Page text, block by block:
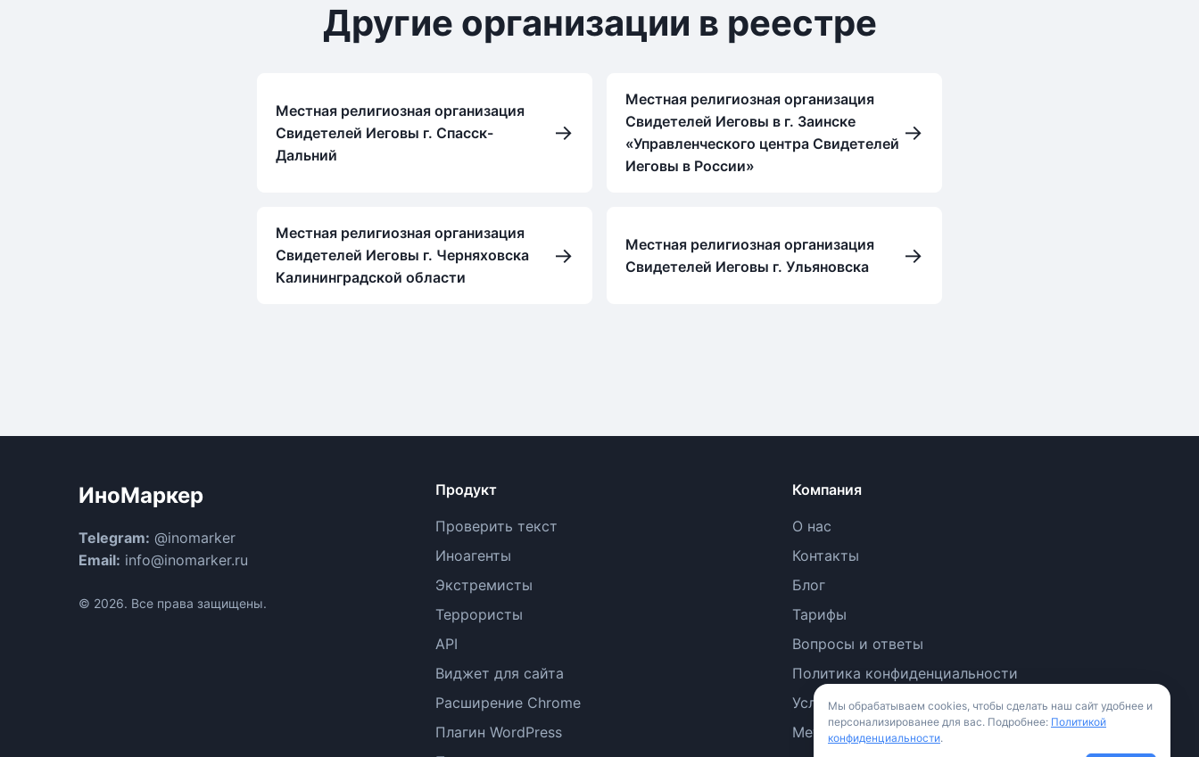
Другие организации в реестре
Местная религиозная организация
Свидетелей Иеговы г. Спасск-
Дальний
→
Местная религиозная организация
Свидетелей Иеговы в г. Заинске
«Управленческого центра Свидетелей
Иеговы в России»
→
Местная религиозная организация
Свидетелей Иеговы г. Черняховска
Калининградской области
→
Местная религиозная организация
Свидетелей Иеговы г. Ульяновска
→
ИноМаркер
Telegram: @inomarker
Email: info@inomarker.ru
© 2026. Все права защищены.
Продукт
Проверить текст
Иноагенты
Экстремисты
Террористы
API
Виджет для сайта
Расширение Chrome
Плагин WordPress
Компания
О нас
Контакты
Блог
Тарифы
Вопросы и ответы
Политика конфиденциальности
Условия использования
Методология
Мы обрабатываем cookies, чтобы сделать наш сайт удобнее и
персонализированее для вас. Подробнее: Политикой
конфиденциальности.